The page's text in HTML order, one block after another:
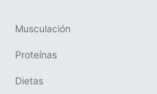
Musculación
Proteínas
Dietas